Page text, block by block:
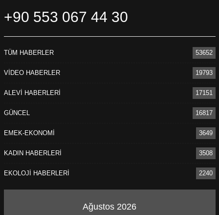
+90 553 067 44 30
TÜM HABERLER 53652
VİDEO HABERLER 19793
ALEVİ HABERLERİ 17151
GÜNCEL 16817
EMEK-EKONOMİ 3649
KADIN HABERLERİ 3508
EKOLOJİ HABERLERİ 2240
Ağustos 2026